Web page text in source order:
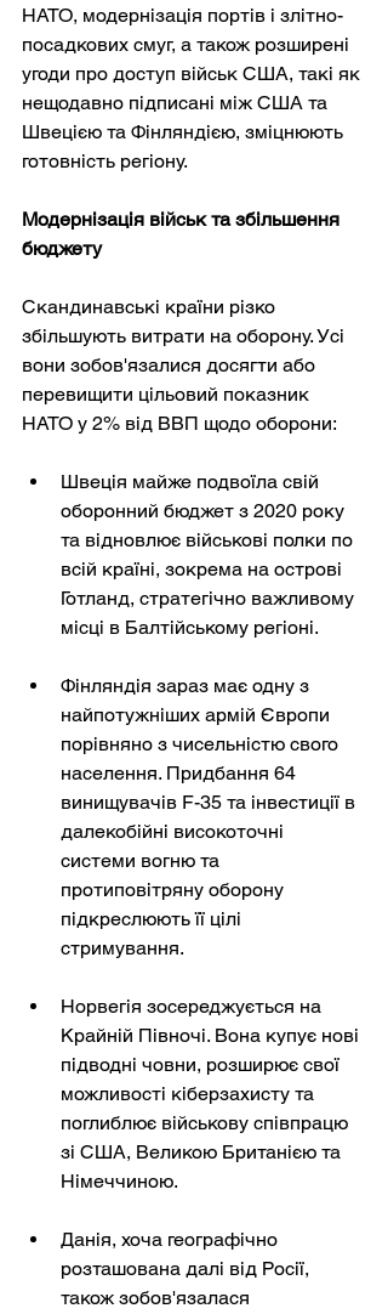
НАТО, модернізація портів і злітно-
посадкових смуг, а також розширені
угоди про доступ військ США, такі як
нещодавно підписані між США та
Швецією та Фінляндією, зміцнюють
готовність регіону.
Модернізація військ та збільшення
бюджету
Скандинавські країни різко
збільшують витрати на оборону. Усі
вони зобов'язалися досягти або
перевищити цільовий показник
НАТО у 2% від ВВП щодо оборони:
Швеція майже подвоїла свій
оборонний бюджет з 2020 року
та відновлює військові полки по
всій країні, зокрема на острові
Готланд, стратегічно важливому
місці в Балтійському регіоні.
Фінляндія зараз має одну з
найпотужніших армій Європи
порівняно з чисельністю свого
населення. Придбання 64
винищувачів F-35 та інвестиції в
далекобійні високоточні
системи вогню та
протиповітряну оборону
підкреслюють її цілі
стримування.
Норвегія зосереджується на
Крайній Півночі. Вона купує нові
підводні човни, розширює свої
можливості кіберзахисту та
поглиблює військову співпрацю
зі США, Великою Британією та
Німеччиною.
Данія, хоча географічно
розташована далі від Росії,
також зобов'язалася